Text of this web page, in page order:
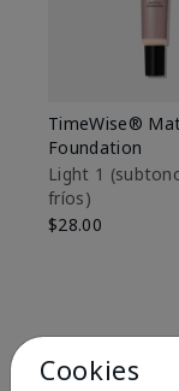
TimeWise®
Foundation
Light 1​
fríos)
$28.00
Cookies